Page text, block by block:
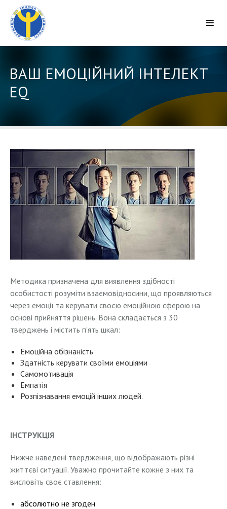
ВАШ ЕМОЦІЙНИЙ ІНТЕЛЕКТ
EQ
Методика призначена для виявлення здібності
особистості розуміти взаємовідносини, що проявляються
через емоції та керувати своєю емоційною сферою на
основі прийняття рішень. Вона складається з 30
тверджень і містить п'ять шкал:
Емоційна обізнаність
Здатність керувати своїми емоціями
Самомотивація
Емпатія
Розпізнавання емоцій інших людей.
ІНСТРУКЦІЯ
Нижче наведені твердження, що відображають різні
життєві ситуації. Уважно прочитайте кожне з них та
висловіть своє ставлення:
абсолютно не згоден